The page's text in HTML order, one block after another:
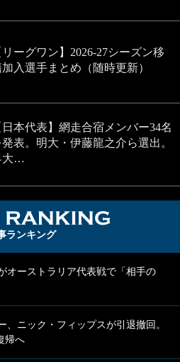
リーグワン】2026-27シーズン移
入選手まとめ（随時更新）
日本代表】網走合宿メンバー34名
発表。明大・伊藤龍之介ら選出。
大…
ランキング
オーストラリア代表戦で「相手の
、ニック・フィップスが引退撤回。
帰へ